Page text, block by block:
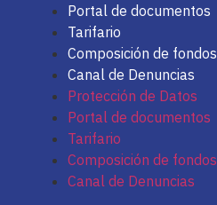
Portal de documentos
Tarifario
Composición de fondos
Canal de Denuncias
Protección de Datos
Portal de documentos
Tarifario
Composición de fondos
Canal de Denuncias